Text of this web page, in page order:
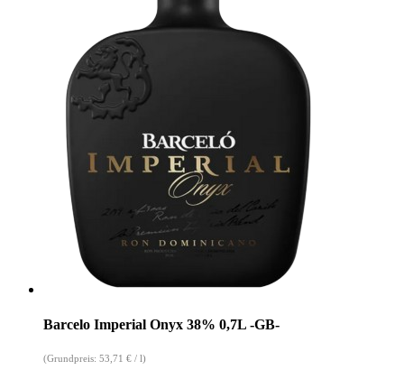
Barcelo Imperial Onyx 38% 0,7L -GB-
(Grundpreis: 53,71 € / l)